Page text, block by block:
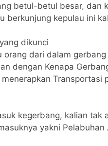
betul-betul besar, dan
berkunjung kepulau ini
dikunci
orang dari dalam
dengan Kenapa
kegerbang, kalian tak
yakni